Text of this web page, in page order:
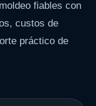
fiables con
custos de
práctico de